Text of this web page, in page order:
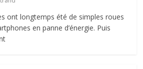
ont longtemps été de simples roues
en panne d’énergie. Puis